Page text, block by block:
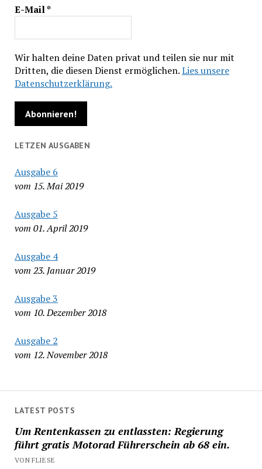
E-Mail*
Wir halten deine Daten privat und teilen sie nur mit
Dritten, die diesen Dienst ermöglichen.Lies unsere
Datenschutzerklärung.
LETZEN AUSGABEN
Ausgabe 6
vom 15. Mai 2019
Ausgabe 5
vom 01. April 2019
Ausgabe 4
vom 23. Januar 2019
Ausgabe 3
vom 10. Dezember 2018
Ausgabe 2
vom 12. November 2018
LATEST POSTS
Um Rentenkassen zu entlassten: Regierung
führt gratis Motorad Führerschein ab 68 ein.
VON FLIESE